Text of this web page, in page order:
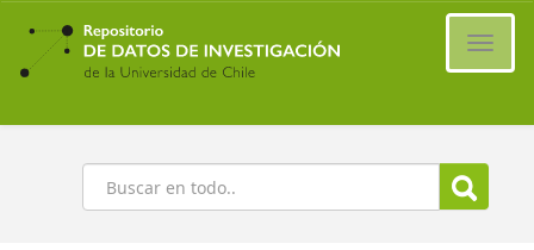
Ir
contenido
principal
Buscar